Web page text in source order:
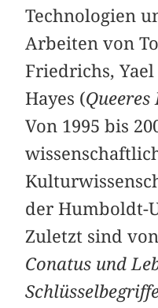
Technologien
Arbeiten von
Friedrichs,
Hayes (Queeres
Von 1995 bis
der Humboldt-
Zuletzt sind
Conatus und